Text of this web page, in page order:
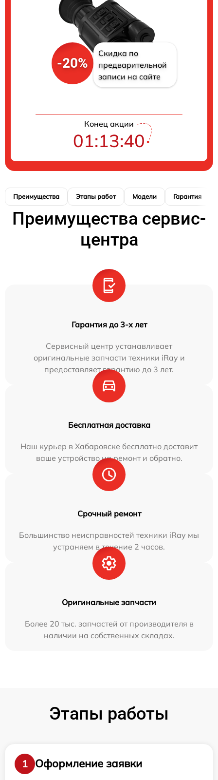
-20%
Скидка по
предварительной
записи на сайте
Конец акции
01:13:39
Преимущества Этапы работ Модели Гарантия
Преимущества сервис-
центра
Гарантия до 3-х лет
Сервисный центр устанавливает
оригинальные запчасти техники iRay и
предоставляет гарантию до 3 лет.
Бесплатная доставка
Наш курьер в Хабаровске бесплатно доставит
ваше устройство на ремонт и обратно.
Срочный ремонт
Большинство неисправностей техники iRay мы
устраняем в течение 2 часов.
Оригинальные запчасти
Более 20 тыс. запчастей от производителя в
наличии на собственных складах.
Этапы работы
1
Оформление заявки